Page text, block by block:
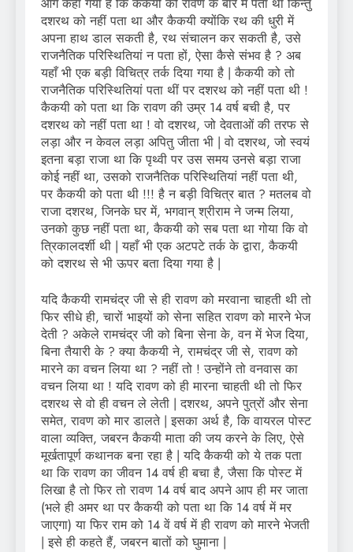
दशरथ को नहीं पता था और कैकयी क्योंकि रथ की धुरी में
अपना हाथ डाल सकती है, रथ संचालन कर सकती है, उसे
राजनैतिक परिस्थितियां न पता हों, ऐसा कैसे संभव है ? अब
यहाँ भी एक बड़ी विचित्र तर्क दिया गया है | कैकयी को तो
राजनैतिक परिस्थितियां पता थीं पर दशरथ को नहीं पता थी !
कैकयी को पता था कि रावण की उम्र 14 वर्ष बची है, पर
दशरथ को नहीं पता था ! वो दशरथ, जो देवताओं की तरफ से
लड़ा और न केवल लड़ा अपितु जीता भी | वो दशरथ, जो स्वयं
इतना बड़ा राजा था कि पृथ्वी पर उस समय उनसे बड़ा राजा
कोई नहीं था, उसको राजनैतिक परिस्थितियां नहीं पता थी,
पर कैकयी को पता थी !!! है न बड़ी विचित्र बात ? मतलब वो
राजा दशरथ, जिनके घर में, भगवान् श्रीराम ने जन्म लिया,
उनको कुछ नहीं पता था, कैकयी को सब पता था गोया कि वो
त्रिकालदर्शी थी | यहाँ भी एक अटपटे तर्क के द्वारा, कैकयी
को दशरथ से भी ऊपर बता दिया गया है |
यदि कैकयी रामचंद्र जी से ही रावण को मरवाना चाहती थी तो
फिर सीधे ही, चारों भाइयों को सेना सहित रावण को मारने भेज
देती ? अकेले रामचंद्र जी को बिना सेना के, वन में भेज दिया,
बिना तैयारी के ? क्या कैकयी ने, रामचंद्र जी से, रावण को
मारने का वचन लिया था ? नहीं तो ! उन्होंने तो वनवास का
वचन लिया था ! यदि रावण को ही मारना चाहती थी तो फिर
दशरथ से वो ही वचन ले लेती | दशरथ, अपने पुत्रों और सेना
समेत, रावण को मार डालते | इसका अर्थ है, कि वायरल पोस्ट
वाला व्यक्ति, जबरन कैकयी माता की जय करने के लिए, ऐसे
मूर्खतापूर्ण कथानक बना रहा है | यदि कैकयी को ये तक पता
था कि रावण का जीवन 14 वर्ष ही बचा है, जैसा कि पोस्ट में
लिखा है तो फिर तो रावण 14 वर्ष बाद अपने आप ही मर जाता
(भले ही अमर था पर कैकयी को पता था कि 14 वर्ष में मर
जाएगा) या फिर राम को 14 वें वर्ष में ही रावण को मारने भेजती
| इसे ही कहते हैं, जबरन बातों को घुमाना |